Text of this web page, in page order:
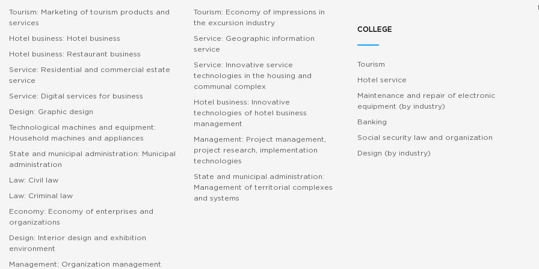
Tourism: Marketing of tourism products and
services
Hotel business: Hotel business
Hotel business: Restaurant business
Service: Residential and commercial estate
service
Service: Digital services for business
Design: Graphic design
Technological machines and equipment:
Household machines and appliances
State and municipal administration: Municipal
administration
Law: Civil law
Law: Criminal law
Economy: Economy of enterprises and
organizations
Design: Interior design and exhibition
environment
Management: Organization management
Tourism: Economy of impressions in
the excursion industry
Service: Geographic information
service
Service: Innovative service
technologies in the housing and
communal complex
Hotel business: Innovative
technologies of hotel business
management
Management: Project management,
project research, implementation
technologies
State and municipal administration:
Management of territorial complexes
and systems
COLLEGE
Tourism
Hotel service
Maintenance and repair of electronic
equipment (by industry)
Banking
Social security law and organization
Design (by industry)